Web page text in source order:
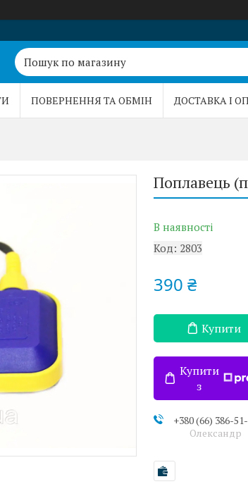
ПОВЕРНЕННЯ ТА ОБМІН ДОСТАВКА І
Поплавець
В наявності
Код: 2803
390 ₴
Купити
Купити
з
+380 (66) 386-
Олександр